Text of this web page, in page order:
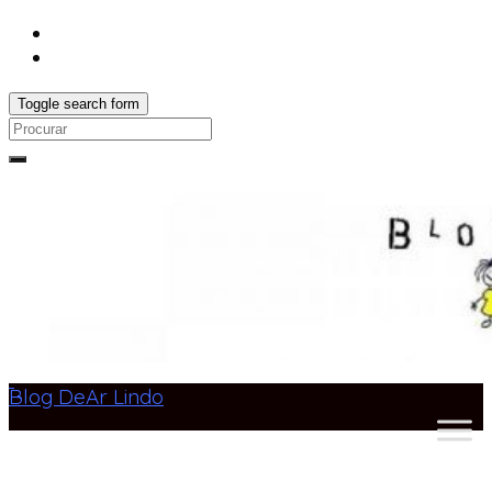
Toggle search form
Search
Blog DeAr Lindo